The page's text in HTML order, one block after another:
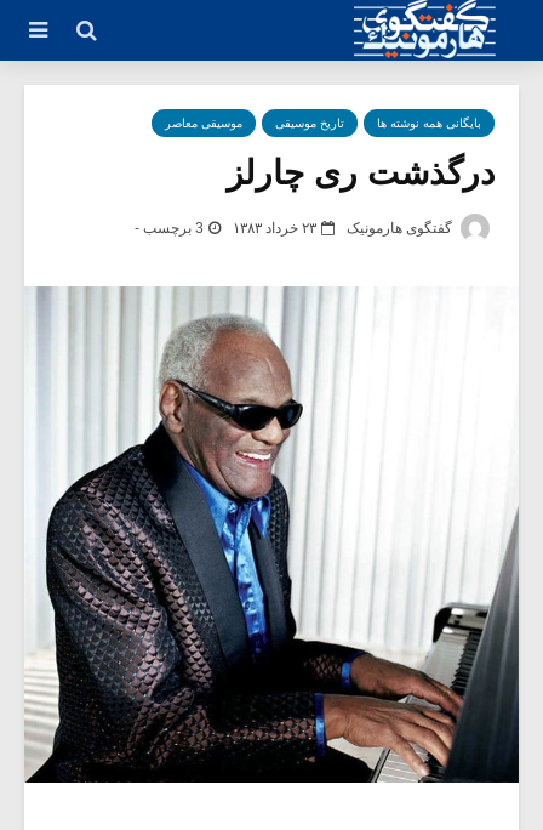
بایگانی همه نوشته ها تاریخ موسیقی موسیقی معاصر
درگذشت ری چارلز
گفتگوی هارمونیک ۲۳ خرداد ۱۳۸۳ 3 برچسب -